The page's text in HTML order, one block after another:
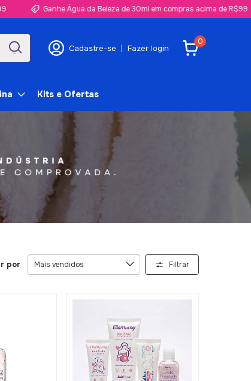
Ganhe Água da Beleza de 30ml em compras acima de R$99
Cadastre-se | Fazer login
0
Kits e Ofertas
por Filtrar